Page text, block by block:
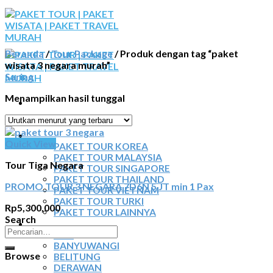
Skip
to
content
BERANDA
PAKET TOUR
PAKET TOUR KOREA
PAKET TOUR MALAYSIA
PAKET TOUR SINGAPORE
PAKET TOUR THAILAND
PAKET TOUR VIETNAM
PAKET TOUR TURKI
PAKET TOUR LAINNYA
TOUR DOMESTIK
BANYUWANGI
BELITUNG
DERAWAN
Beranda/Tour Package/Produk dengan tag “paket
wisata 3 negara murah”
Saring
Menampilkan hasil tunggal
Tour Tiga Negara
PROMO TOUR 3 NEGARA 7D6N 5 JT min 1 Pax
Rp5,300,000
Search
Pencarian
untuk:
Browse